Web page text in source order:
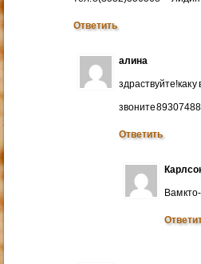
Ответить
алина
здраствуйте!как
звоните
Ответить
Вам